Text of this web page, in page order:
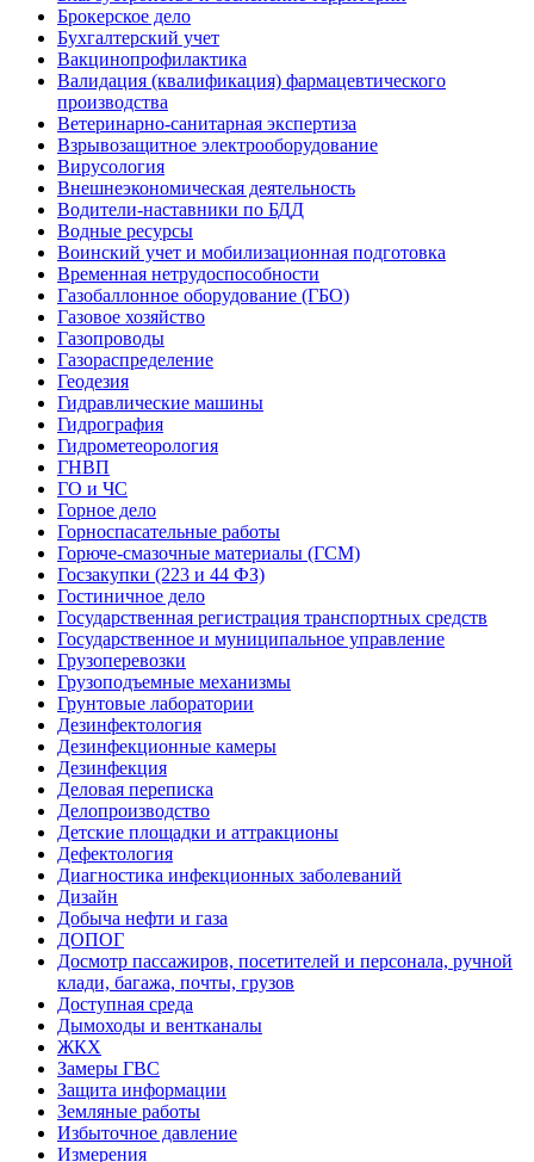
Брокерское дело
Бухгалтерский учет
Вакцинопрофилактика
Валидация (квалификация) фармацевтического
производства
Ветеринарно-санитарная экспертиза
Взрывозащитное электрооборудование
Вирусология
Внешнеэкономическая деятельность
Водители-наставники по БДД
Водные ресурсы
Воинский учет и мобилизационная подготовка
Временная нетрудоспособности
Газобаллонное оборудование (ГБО)
Газовое хозяйство
Газопроводы
Газораспределение
Геодезия
Гидравлические машины
Гидрография
Гидрометеорология
ГНВП
ГО и ЧС
Горное дело
Горноспасательные работы
Горюче-смазочные материалы (ГСМ)
Госзакупки (223 и 44 ФЗ)
Гостиничное дело
Государственная регистрация транспортных средств
Государственное и муниципальное управление
Грузоперевозки
Грузоподъемные механизмы
Грунтовые лаборатории
Дезинфектология
Дезинфекционные камеры
Дезинфекция
Деловая переписка
Делопроизводство
Детские площадки и аттракционы
Дефектология
Диагностика инфекционных заболеваний
Дизайн
Добыча нефти и газа
ДОПОГ
Досмотр пассажиров, посетителей и персонала, ручной
клади, багажа, почты, грузов
Доступная среда
Дымоходы и вентканалы
ЖКХ
Замеры ГВС
Защита информации
Земляные работы
Избыточное давление
Измерения